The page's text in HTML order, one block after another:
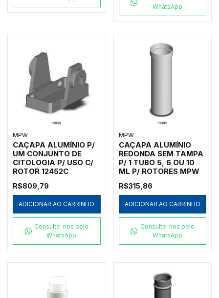
WhatsApp
MPW
CAÇAPA ALUMÍNIO P/
UM CONJUNTO DE
CITOLOGIA P/ USO C/
ROTOR 12452C
R$809,79
ADICIONAR AO CARRINHO
Consulte-nos pelo
WhatsApp
MPW
CAÇAPA ALUMÍNIO
REDONDA SEM TAMPA
P/ 1 TUBO 5, 6 OU 10
ML P/ ROTORES MPW
R$315,86
ADICIONAR AO CARRINHO
Consulte-nos pelo
WhatsApp